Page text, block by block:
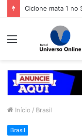
Menu
Início / Brasil
Brasil